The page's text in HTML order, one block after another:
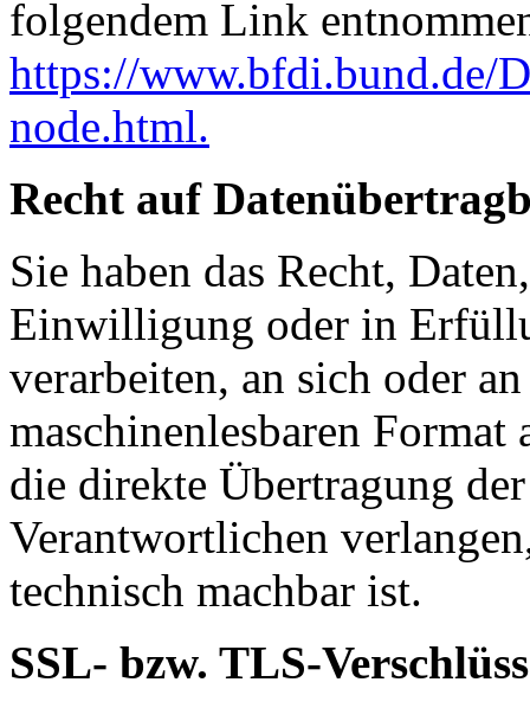
folgendem Link
https://www.bfdi.bund.de/
node.html.
Recht auf
Sie haben das Recht,
Einwilligung oder in
verarbeiten, an sich oder
maschinenlesbaren Format
die direkte Übertragung
Verantwortlichen
technisch machbar ist.
SSL- bzw. TLS-